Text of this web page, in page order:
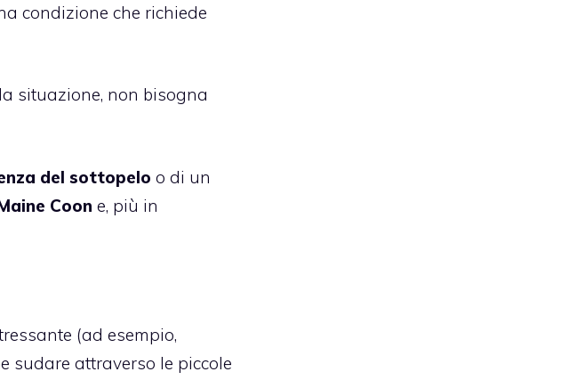
condizione che richiede
situazione, non bisogna
del sottopelo o di un
Coon e, più in
(ad esempio,
sudare attraverso le piccole